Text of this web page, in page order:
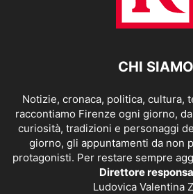
CHI SIAMO
Notizie, cronaca, politica, cultura,
raccontiamo Firenze ogni giorno,
curiosità, tradizioni e personaggi
giorno, gli appuntamenti da non
protagonisti. Per restare sempre
Direttore
Ludovica Valentina